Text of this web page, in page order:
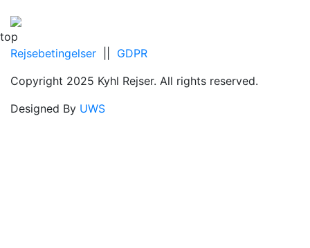
top
Rejsebetingelser
GDPR
Copyright 2025 Kyhl Rejser. All rights reserved.
Designed By UWS